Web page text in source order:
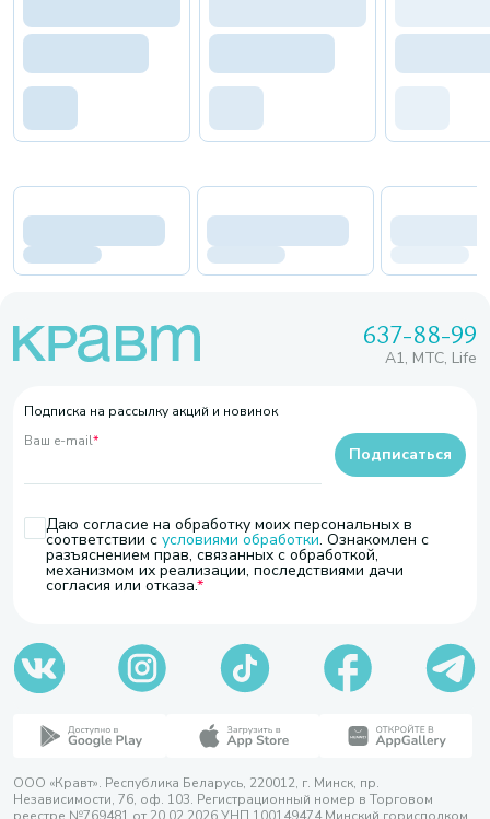
637-88-99
A1, МТС, Life
Подписка на рассылку акций и новинок
Ваш e-mail*
Даю согласие на обработку моих персональных в
соответствии с условиями обработки. Ознакомлен с
разъяснением прав, связанных с обработкой,
механизмом их реализации, последствиями дачи
согласия или отказа.
Подписаться
ООО «Кравт». Республика Беларусь, 220012, г. Минск, пр.
Независимости, 76, оф. 103. Регистрационный номер в Торговом